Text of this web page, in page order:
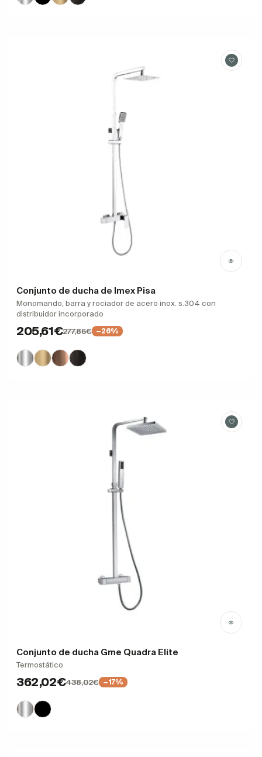
Conjunto de ducha de Imex Pisa
Monomando, barra y rociador de acero inox. s.304 con
distribuidor incorporado
205,61€277,85€ −26%
Conjunto de ducha Gme Quadra Elite
Termostático
362,02€438,02€ −17%